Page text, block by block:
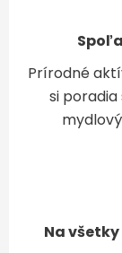
Prírodné
si
Na